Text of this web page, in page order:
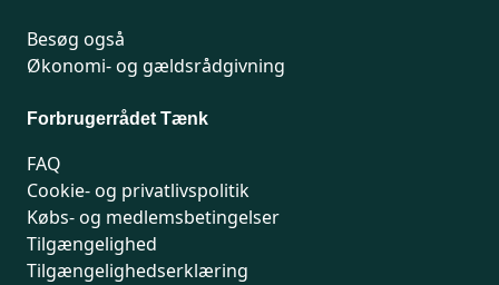
Besøg også
Økonomi- og gældsrådgivning
Forbrugerrådet Tænk
FAQ
Cookie- og privatlivspolitik
Købs- og medlemsbetingelser
Tilgængelighed
Tilgængelighedserklæring